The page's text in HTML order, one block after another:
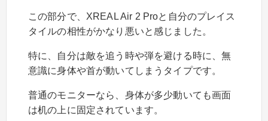
この部分で、XREAL Air 2 Proと自分のプレイス
タイルの相性がかなり悪いと感じました。
特に、自分は敵を追う時や弾を避ける時に、無
意識に身体や首が動いてしまうタイプです。
普通のモニターなら、身体が多少動いても画面
は机の上に固定されています。